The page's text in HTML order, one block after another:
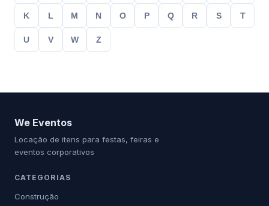
K L M N O P Q R S T
U V W Z
We Eventos
Locação de itens para festas, feiras e
eventos corporativos
CATEGORIAS
Construção